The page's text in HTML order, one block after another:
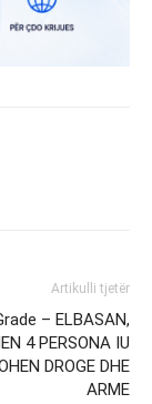
Artikulli tjetër
– ELBASAN,
4 PERSONA IU
DROGE DHE
ARME